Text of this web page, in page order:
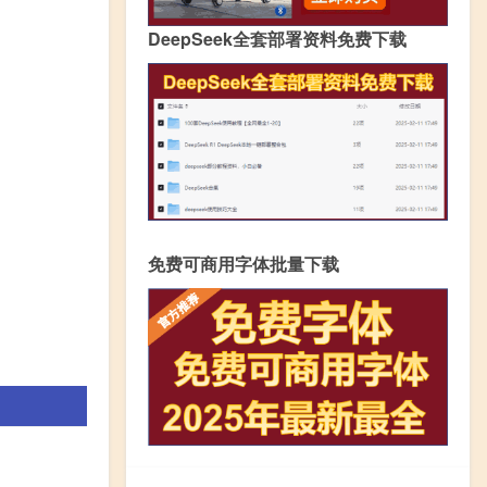
DeepSeek全套部署资料免费下载
免费可商用字体批量下载